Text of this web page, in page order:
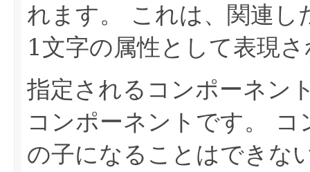
れます。
これは、関連
1文字の属性として表現
指定されるコンポーネン
コンポーネントです。
コ
の子になることはできな